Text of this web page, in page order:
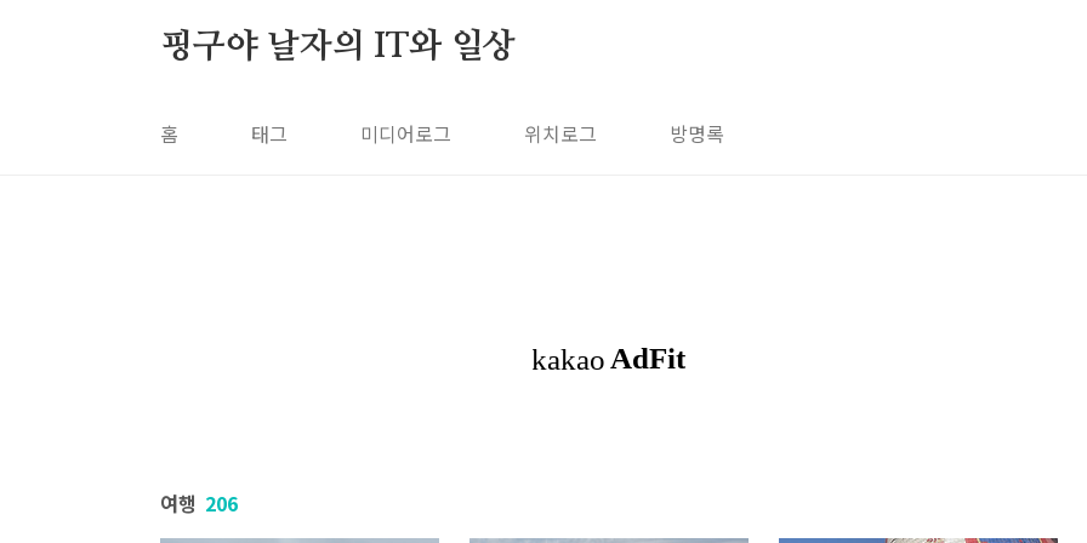
핑구야 날자의 IT와 일상
홈 태그 미디어로그 위치로그 방명록
여행 206